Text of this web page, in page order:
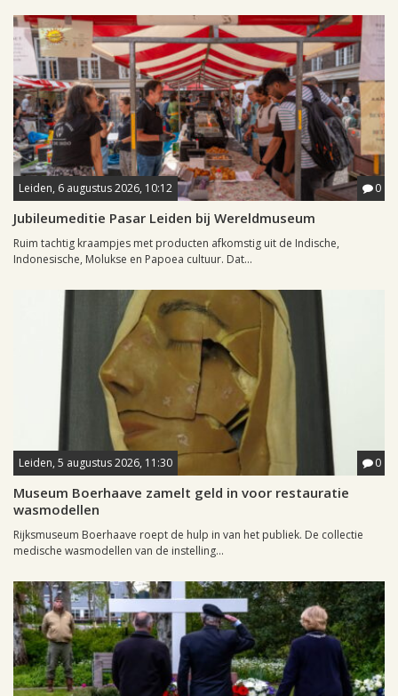
Leiden, 6 augustus 2026, 10:12 0
Jubileumeditie Pasar Leiden bij Wereldmuseum
Ruim tachtig kraampjes met producten afkomstig uit de Indische,
Indonesische, Molukse en Papoea cultuur. Dat...
Leiden, 5 augustus 2026, 11:30 0
Museum Boerhaave zamelt geld in voor restauratie
wasmodellen
Rijksmuseum Boerhaave roept de hulp in van het publiek. De collectie
medische wasmodellen van de instelling...